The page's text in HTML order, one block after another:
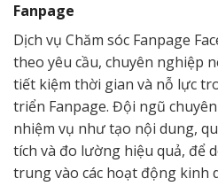
Fanpage
Dịch vụ Chăm sóc Fanpage
theo yêu cầu, chuyên nghiệp
tiết kiệm thời gian và nỗ lực
triển Fanpage. Đội ngũ
nhiệm vụ như tạo nội dung,
tích và đo lường hiệu quả, để
trung vào các hoạt động kinh